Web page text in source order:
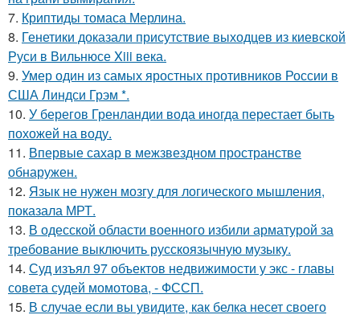
7. Криптиды томаса Мерлина.
8. Генетики доказали присутствие выходцев из киевской
Руси в Вильнюсе Xiii века.
9. Умер один из самых яростных противников России в
США Линдси Грэм *.
10. У берегов Гренландии вода иногда перестает быть
похожей на воду.
11. Впервые сахар в межзвездном пространстве
обнаружен.
12. Язык не нужен мозгу для логического мышления,
показала МРТ.
13. В одесской области военного избили арматурой за
требование выключить русскоязычную музыку.
14. Суд изъял 97 объектов недвижимости у экс - главы
совета судей момотова, - ФССП.
15. В случае если вы увидите, как белка несет своего